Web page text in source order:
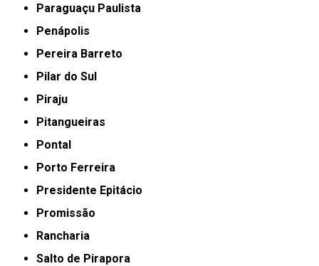
Paraguaçu Paulista
Penápolis
Pereira Barreto
Pilar do Sul
Piraju
Pitangueiras
Pontal
Porto Ferreira
Presidente Epitácio
Promissão
Rancharia
Salto de Pirapora